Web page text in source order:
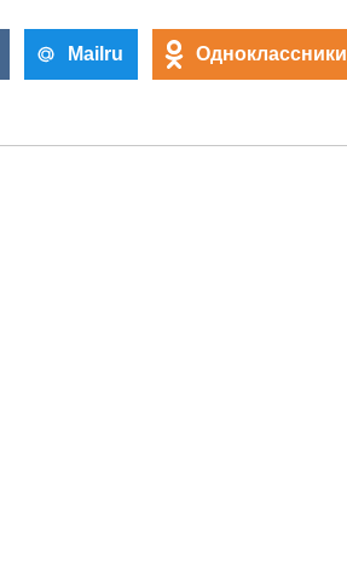
Mailru Одноклассники